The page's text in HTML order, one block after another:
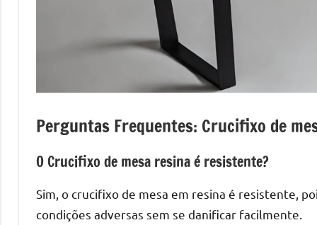
Perguntas Frequentes: Crucifixo de
O Crucifixo de mesa resina é resistente?
Sim, o crucifixo de mesa em resina é resistente,
condições adversas sem se danificar facilmente.